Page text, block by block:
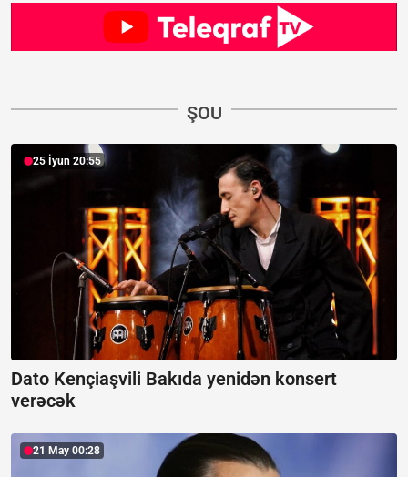
ŞOU
25 İyun 20:55
Dato Kençiaşvili Bakıda yenidən konsert
verəcək
21 May 00:28